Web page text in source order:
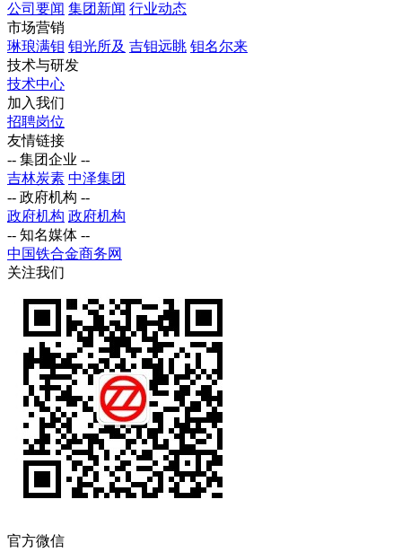
公司要闻 集团新闻 行业动态
市场营销
琳琅满钼 钼光所及 吉钼远眺 钼名尔来
技术与研发
技术中心
加入我们
招聘岗位
友情链接
-- 集团企业 --
吉林炭素 中泽集团
-- 政府机构 --
政府机构 政府机构
-- 知名媒体 --
中国铁合金商务网
关注我们
官方微信